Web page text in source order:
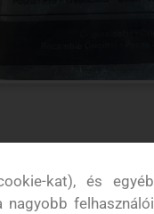
kat), és egyéb
nagyobb felhasználói